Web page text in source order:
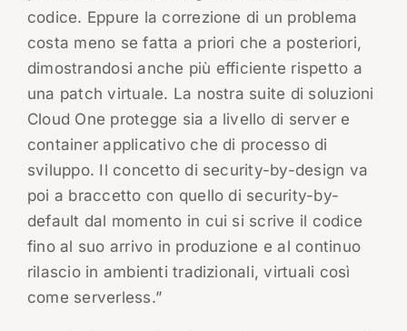
codice. Eppure la correzione di un problema
costa meno se fatta a priori che a posteriori,
dimostrandosi anche più efficiente rispetto a
una patch virtuale. La nostra suite di soluzioni
Cloud One protegge sia a livello di server e
container applicativo che di processo di
sviluppo. Il concetto di security-by-design va
poi a braccetto con quello di security-by-
default dal momento in cui si scrive il codice
fino al suo arrivo in produzione e al continuo
rilascio in ambienti tradizionali, virtuali così
come serverless.”